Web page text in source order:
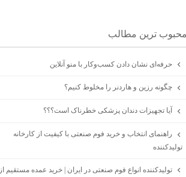
ترين مطالب
حرفه‌ای نشان دادن کسب‌وکار با منو آنلاین
چگونه رزین و هاردنر را مخلوط کنیم؟
آیا تجهیزات دندان پزشکی خطرناک است؟؟؟
راهنمای انتخاب و خرید فوم صنعتی با کیفیت از کارخانه
تولیدکننده
تولیدکننده انواع فوم صنعتی در ایران | خرید عمده مستقیم از